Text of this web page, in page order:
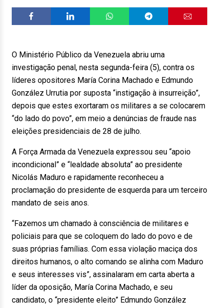
O Ministério Público da Venezuela abriu uma
investigação penal, nesta segunda-feira (5), contra os
líderes opositores María Corina Machado e Edmundo
González Urrutia por suposta “instigação à insurreição”,
depois que estes exortaram os militares a se colocarem
“do lado do povo”, em meio a denúncias de fraude nas
eleições presidenciais de 28 de julho.
A Força Armada da Venezuela expressou seu “apoio
incondicional” e “lealdade absoluta” ao presidente
Nicolás Maduro e rapidamente reconheceu a
proclamação do presidente de esquerda para um terceiro
mandato de seis anos.
“Fazemos um chamado à consciência de militares e
policiais para que se coloquem do lado do povo e de
suas próprias famílias. Com essa violação maciça dos
direitos humanos, o alto comando se alinha com Maduro
e seus interesses vis”, assinalaram em carta aberta a
líder da oposição, María Corina Machado, e seu
candidato, o “presidente eleito” Edmundo González